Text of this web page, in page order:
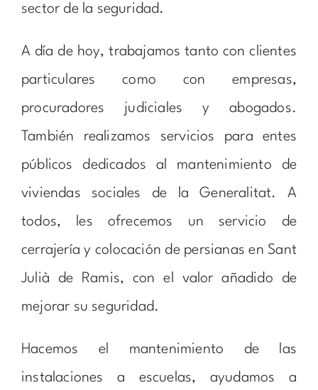
sector de la seguridad.
A día de hoy, trabajamos tanto con clientes
particulares como con empresas,
procuradores judiciales y abogados.
También realizamos servicios para entes
públicos dedicados al mantenimiento de
viviendas sociales de la Generalitat. A
todos, les ofrecemos un servicio de
cerrajería y colocación de persianas en Sant
Julià de Ramis, con el valor añadido de
mejorar su seguridad.
Hacemos el mantenimiento de las
instalaciones a escuelas, ayudamos a